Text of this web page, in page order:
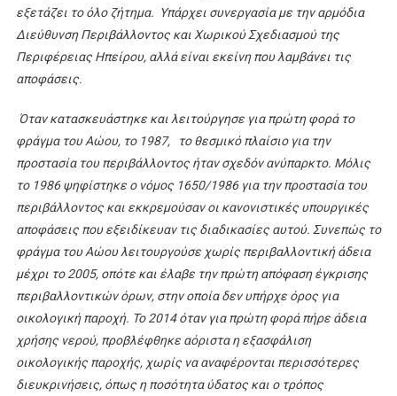
εξετάζει το όλο ζήτημα. Υπάρχει συνεργασία με την αρμόδια
Διεύθυνση Περιβάλλοντος και Χωρικού Σχεδιασμού της
Περιφέρειας Ηπείρου, αλλά είναι εκείνη που λαμβάνει τις
αποφάσεις.
Όταν κατασκευάστηκε και λειτούργησε για πρώτη φορά το
φράγμα του Αώου, το 1987, το θεσμικό πλαίσιο για την
προστασία του περιβάλλοντος ήταν σχεδόν ανύπαρκτο. Μόλις
το 1986 ψηφίστηκε ο νόμος 1650/1986 για την προστασία του
περιβάλλοντος και εκκρεμούσαν οι κανονιστικές υπουργικές
αποφάσεις που εξειδίκευαν τις διαδικασίες αυτού. Συνεπώς το
φράγμα του Αώου λειτουργούσε χωρίς περιβαλλοντική άδεια
μέχρι το 2005, οπότε και έλαβε την πρώτη απόφαση έγκρισης
περιβαλλοντικών όρων, στην οποία δεν υπήρχε όρος για
οικολογική παροχή. Το 2014 όταν για πρώτη φορά πήρε άδεια
χρήσης νερού, προβλέφθηκε αόριστα η εξασφάλιση
οικολογικής παροχής, χωρίς να αναφέρονται περισσότερες
διευκρινήσεις, όπως η ποσότητα ύδατος και ο τρόπος